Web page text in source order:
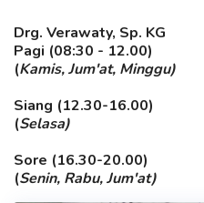
Drg. Verawaty, Sp. KG
Pagi (08:30 - 12.00)
(Kamis, Jum'at, Minggu)
Siang (12.30-16.00)
(Selasa)
Sore (16.30-20.00)
(Senin, Rabu, Jum'at)